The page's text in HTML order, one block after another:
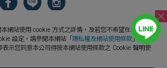
網站使用 cookie 方式之詳情，及若您不希望在電腦上使
設定，請參閱本網站「隱私權及網站使用條款」之
示您同意本公司得按本網站使用條款之 Cookie 聲明使